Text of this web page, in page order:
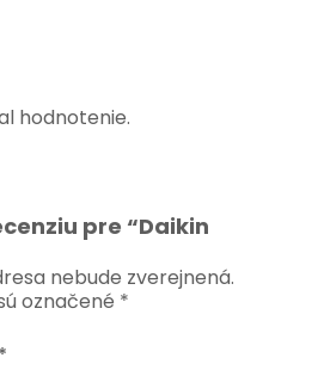
hodnotenie.
pre “Daikin
nebude zverejnená.
označené *
*